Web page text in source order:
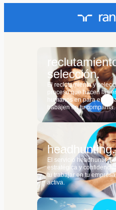
selección.
El reclutamiento y
proceso que hacen las
humanos en para
trabajen en tu compañía.
headhunting.
El servicio headhunting
estratégica y
tu trabajar en tu
activa.